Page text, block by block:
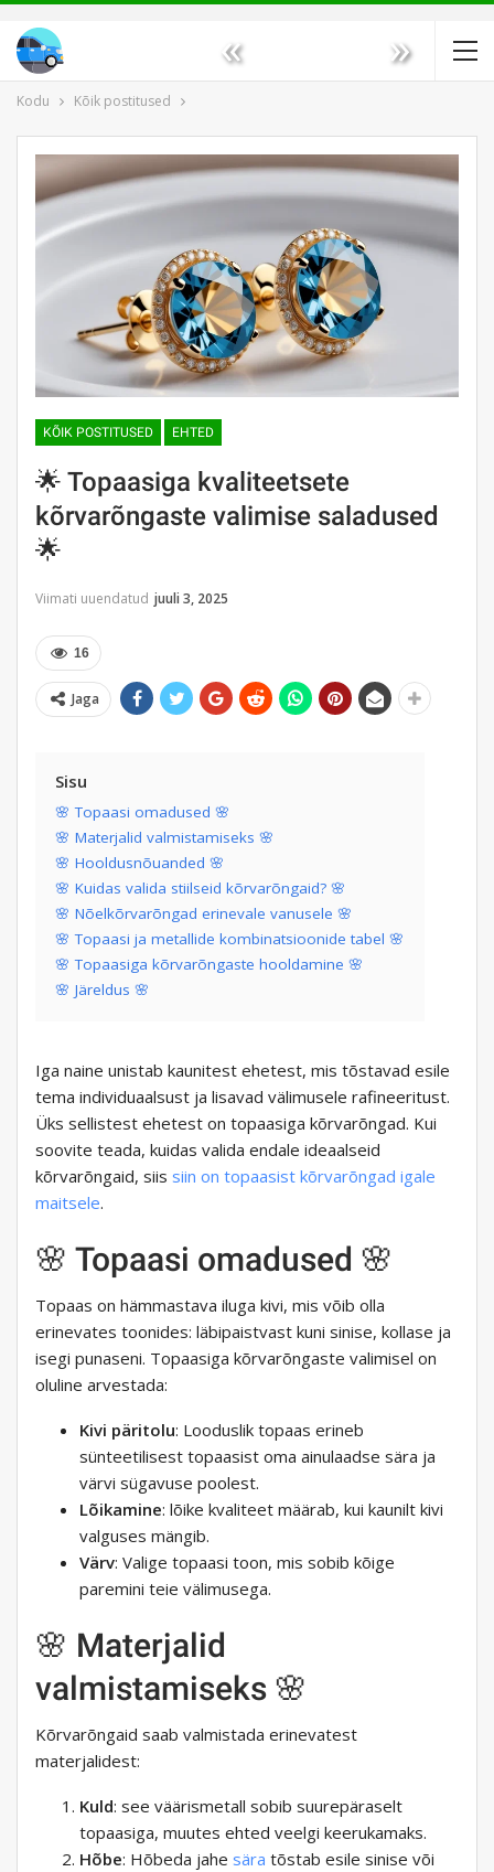
« »
Kodu Kõik postitused
KÕIK POSTITUSED EHTED
🌟 Topaasiga kvaliteetsete
kõrvarõngaste valimise saladused
🌟
Viimati uuendatud juuli 3, 2025
16
Jaga
Sisu
🌸 Topaasi omadused 🌸
🌸 Materjalid valmistamiseks 🌸
🌸 Hooldusnõuanded 🌸
🌸 Kuidas valida stiilseid kõrvarõngaid? 🌸
🌸 Nõelkõrvarõngad erinevale vanusele 🌸
🌸 Topaasi ja metallide kombinatsioonide tabel 🌸
🌸 Topaasiga kõrvarõngaste hooldamine 🌸
🌸 Järeldus 🌸
Iga naine unistab kaunitest ehetest, mis tõstavad esile
tema individuaalsust ja lisavad välimusele rafineeritust.
Üks sellistest ehetest on topaasiga kõrvarõngad. Kui
soovite teada, kuidas valida endale ideaalseid
kõrvarõngaid, siis siin on topaasist kõrvarõngad igale
maitsele.
🌸 Topaasi omadused 🌸
Topaas on hämmastava iluga kivi, mis võib olla
erinevates toonides: läbipaistvast kuni sinise, kollase ja
isegi punaseni. Topaasiga kõrvarõngaste valimisel on
oluline arvestada:
Kivi päritolu: Looduslik topaas erineb
sünteetilisest topaasist oma ainulaadse sära ja
värvi sügavuse poolest.
Lõikamine: lõike kvaliteet määrab, kui kaunilt kivi
valguses mängib.
Värv: Valige topaasi toon, mis sobib kõige
paremini teie välimusega.
🌸 Materjalid
valmistamiseks 🌸
Kõrvarõngaid saab valmistada erinevatest
materjalidest:
Kuld: see väärismetall sobib suurepäraselt
topaasiga, muutes ehted veelgi keerukamaks.
Hõbe: Hõbeda jahe sära tõstab esile sinise või